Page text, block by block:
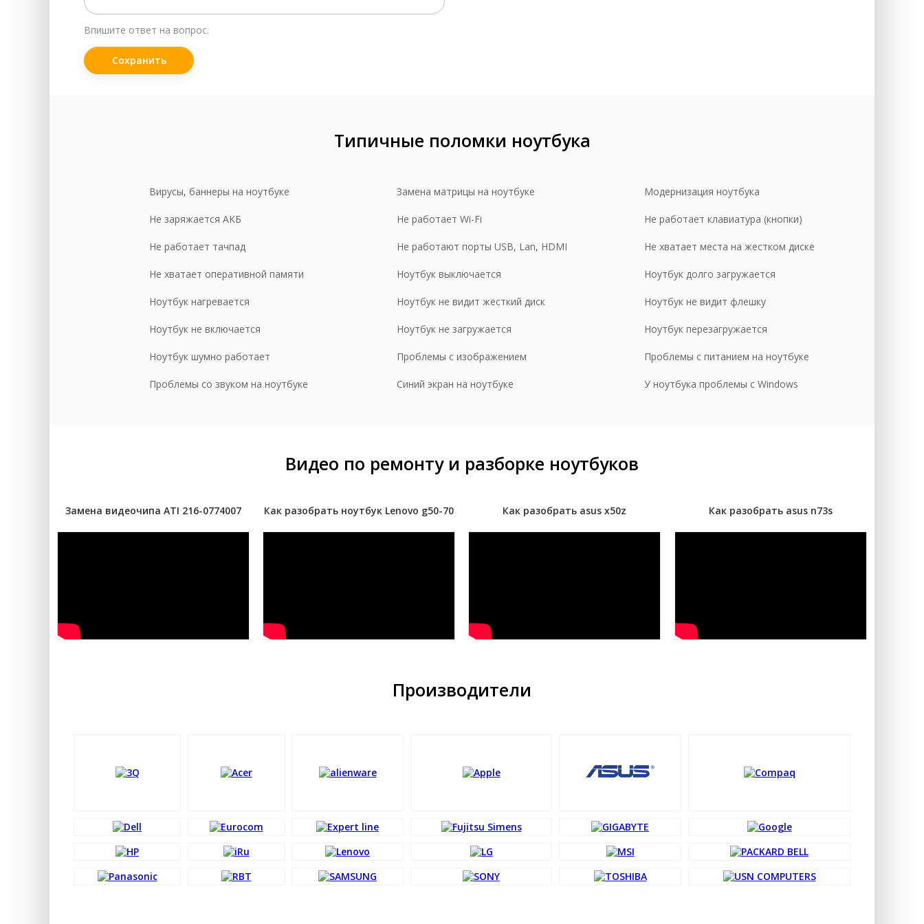
Замена материнской платы без ПО
Замена батарейки BIOS (с полной разборкой)
Чистка материнской платы
1500-4500 руб.
Ремонт корпусных элементов
Замена петель матрицы
Доставка обратно заказчику
Впишите ответ на вопрос.
Типичные поломки ноутбука
Вирусы, баннеры на ноутбуке Замена матрицы на ноутбуке Модернизация ноутбука
Не заряжается АКБ Не работает Wi-Fi Не работает клавиатура (кнопки)
Не работает тачпад Не работают порты USB, Lan, HDMI Не хватает места на жестком диске
Не хватает оперативной памяти Ноутбук выключается Ноутбук долго загружается
Ноутбук нагревается Ноутбук не видит жесткий диск Ноутбук не видит флешку
Ноутбук не включается Ноутбук не загружается Ноутбук перезагружается
Ноутбук шумно работает Проблемы с изображением Проблемы с питанием на ноутбуке
Проблемы со звуком на ноутбуке Синий экран на ноутбуке У ноутбука проблемы с Windows
Видео по ремонту и разборке ноутбуков
Замена видеочипа ATI 216-0774007 Как разобрать ноутбук Lenovo g50-70 Как разобрать asus x50z Как разобрать asus n73s
Производители